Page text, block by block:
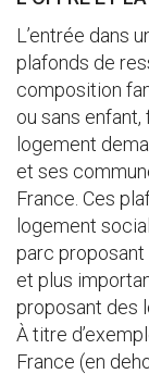
L’entrée dans
plafonds de
composition
ou sans
logement
et ses
France. Ces
logement
parc
et plus
proposant des
À titre
France (en